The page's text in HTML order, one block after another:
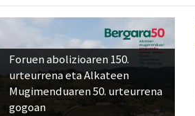
Foruen abolizioaren 150.
urteurrena eta Alkateen
Mugimenduaren 50. urteurrena
gogoan